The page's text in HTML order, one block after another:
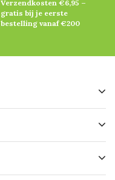
Verzendkosten €6,95 –
gratis bij je eerste
bestelling vanaf €200